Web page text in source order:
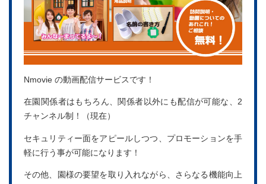
Nmovie の動画配信サービスです！
在園関係者はもちろん、関係者以外にも配信が可能な、2
チャンネル制！（現在）
セキュリティー面をアピールしつつ、プロモーションを手
軽に行う事が可能になります！
その他、園様の要望を取り入れながら、さらなる機能向上